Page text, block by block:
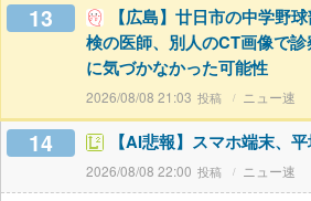
13
【広島】廿日市の中学野
検の医師、別人のCT画像で
に気づかなかった可能性
2026/08/08 21:03 ニュー速
14 【AI悲報】スマホ端末、
2026/08/08 22:00 ニュー速